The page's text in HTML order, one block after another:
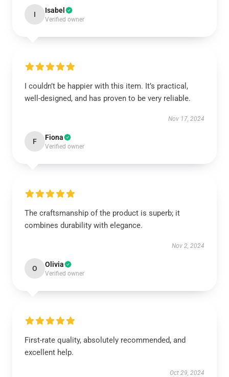
I Isabel
Verified owner
I couldn’t be happier with this item. It’s practical,
well-designed, and has proven to be very reliable.
Nov 17, 2024
F Fiona
Verified owner
The craftsmanship of the product is superb; it
combines durability with elegance.
Nov 2, 2024
O Olivia
Verified owner
First-rate quality, absolutely recommended, and
excellent help.
Oct 29, 2024